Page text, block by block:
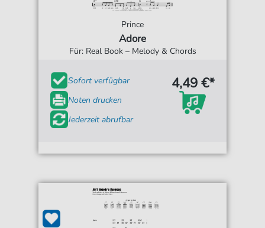
Prince
Adore
Für: Real Book – Melody & Chords
Sofort verfügbar
Noten drucken
Jederzeit abrufbar
4,49 €*